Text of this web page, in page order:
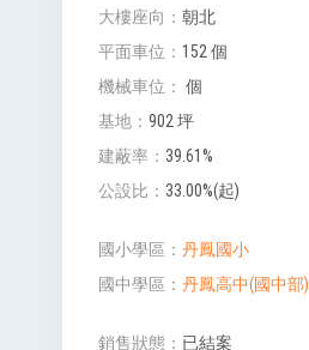
大樓座向
朝北
平面車位
152 個
機械車位
個
基地
902 坪
建蔽率
39.61%
公設比
33.00%(起)
國小學區
丹鳳國小
國中學區
丹鳳高中(國中部)
銷售狀態 已結案